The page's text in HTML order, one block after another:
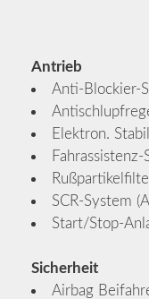
Antrieb
Anti-Blockier-
Elektron.
SCR-System
Start/Stop-
Sicherheit
Airbag